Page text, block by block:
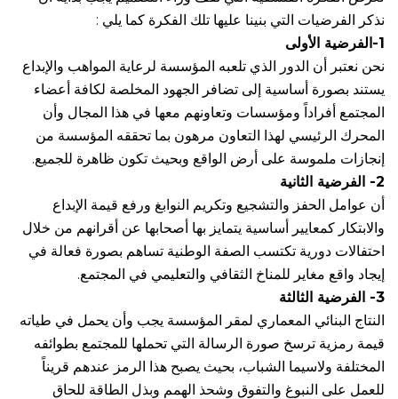
نذكر الفرضيات التي بنينا عليها تلك الفكرة كما يلي :
1-الفرضية الأولى
نحن نعتبر أن الدور الذي تلعبه المؤسسة لرعاية المواهب والإبداع
يستند بصورة أساسية إلى تضافر الجهود المخلصة لكافة أعضاء
المجتمع أفراداً ومؤسسات وتعاونهم معها في هذا المجال وأن
المحرك الرئيسي لهذا التعاون مرهون بما تحققه المؤسسة من
إنجازات ملموسة على أرض الواقع وبحيث تكون ظاهرة للجميع.
2- الفرضية الثانية
أن عوامل الحفز والتشجيع وتكريم النوابغ ورفع قيمة الإبداع
والابتكار كمعايير أساسية يتمايز بها أصحابها عن أقرانهم من خلال
احتفالات دورية تكتسب الصفة الوطنية تساهم بصورة فعالة في
إيجاد واقع مغاير للمناخ الثقافي والتعليمي في المجتمع.
3- الفرضية الثالثة
النتاج البنائي المعماري لمقر المؤسسة يجب وأن يحمل في طياته
قيمة رمزية ترسخ صورة الرسالة التي تحملها للمجتمع بطوائفه
المختلفة ولاسيما الشباب، بحيث يصبح هذا الرمز عندهم قريناً
للعمل على النبوغ والتفوق وشحذ الهمم وبذل الطاقة للحاق